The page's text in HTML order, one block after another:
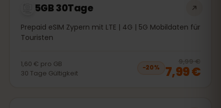
5GB 30Tage
Prepaid eSIM Zypern mit LTE | 4G | 5G Mobildaten für
Touristen
1,60 € pro GB
30 Tage Gültigkeit
−20%
9,99 €
7,99 €